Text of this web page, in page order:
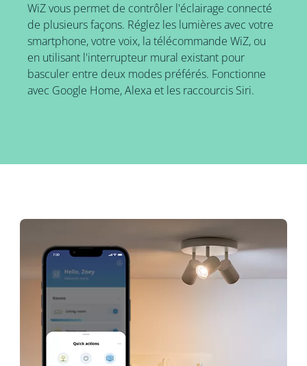
WiZ vous permet de contrôler l'éclairage connecté
de plusieurs façons. Réglez les lumières avec votre
smartphone, votre voix, la télécommande WiZ, ou
en utilisant l'interrupteur mural existant pour
basculer entre deux modes préférés. Fonctionne
avec Google Home, Alexa et les raccourcis Siri.